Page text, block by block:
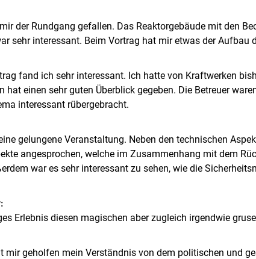
der Rundgang gefallen. Das Reaktorgebäude mit den
sehr interessant. Beim Vortrag hat mir etwas der Aufbau
fand ich sehr interessant. Ich hatte von Kraftwerken
hat einen sehr guten Überblick gegeben. Die Betreuer
interessant rübergebracht.
gelungene Veranstaltung. Neben den technischen
angesprochen, welche im Zusammenhang mit dem
war es sehr interessant zu sehen, wie die
Erlebnis diesen magischen aber zugleich irgendwie
mir geholfen mein Verständnis von dem politischen und